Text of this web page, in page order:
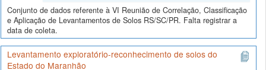
Conjunto de dados referente à VI Reunião de Correlação, Classificação
e Aplicação de Levantamentos de Solos RS/SC/PR. Falta registrar a
data de coleta.
Levantamento exploratório-reconhecimento de solos do
Estado do Maranhão